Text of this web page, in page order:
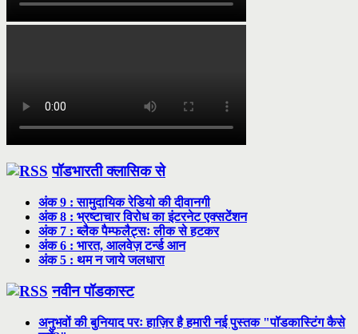
पॉडभारती क्लासिक से
अंक 9 : सामुदायिक रेडियो की दीवानगी
अंक 8 : भ्रष्टाचार विरोध का इंटरनेट एक्सटेंशन
अंक 7 : ब्लैक पैम्फलैट्सः लीक से हटकर
अंक 6 : भारत, आलवेज़ टर्न्ड आन
अंक 5 : थम न जाये जलधारा
नवीन पॉडकास्ट
अनुभवों की बुनियाद परः हाज़िर है हमारी नई पुस्तक "पॉडकास्टिंग कैसे